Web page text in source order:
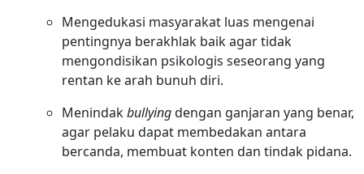
Mengedukasi masyarakat luas mengenai
pentingnya berakhlak baik agar tidak
mengondisikan psikologis seseorang yang
rentan ke arah bunuh diri.
Menindakbullyingdengan ganjaran yang benar,
agar pelaku dapat membedakan antara
bercanda, membuat konten dan tindak pidana.